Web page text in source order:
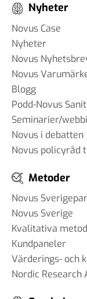
Nyheter
Novus Case
Nyheter
Novus
Novus
Blogg
Podd-Novus
Seminarier/
Novus i debatten
Novus policyråd
Metoder
Novus
Novus Sverige
Kvalitativa
Kundpaneler
Värderings- och
Nordic Research